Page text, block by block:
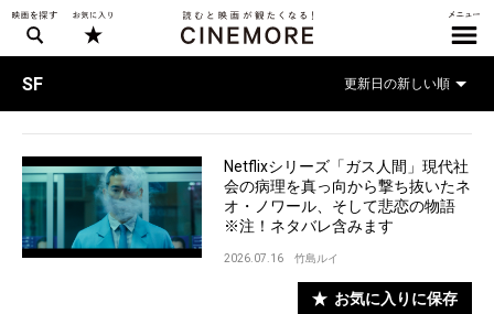
SF
Netflixシリーズ「ガス人間」現代社
会の病理を真っ向から撃ち抜いたネ
オ・ノワール、そして悲恋の物語
※注！ネタバレ含みます
2026.07.16 竹島ルイ
お気に入りに保存